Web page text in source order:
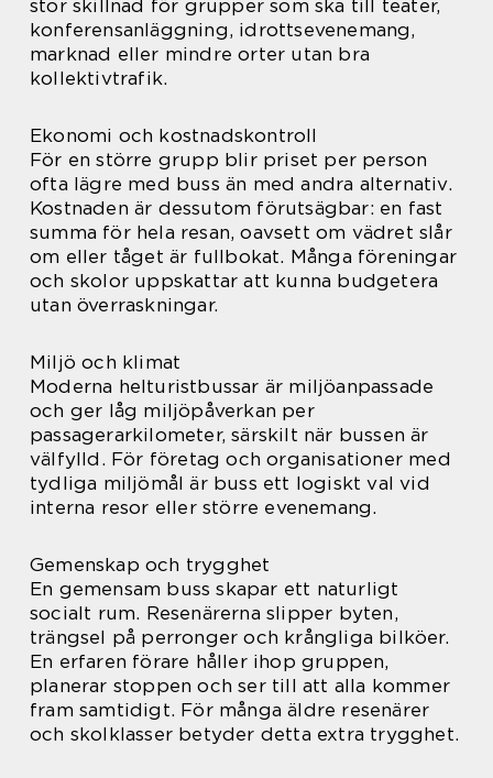
stor skillnad för grupper som ska till teater,
konferensanläggning, idrottsevenemang,
marknad eller mindre orter utan bra
kollektivtrafik.
Ekonomi och kostnadskontroll
För en större grupp blir priset per person
ofta lägre med buss än med andra alternativ.
Kostnaden är dessutom förutsägbar: en fast
summa för hela resan, oavsett om vädret slår
om eller tåget är fullbokat. Många föreningar
och skolor uppskattar att kunna budgetera
utan överraskningar.
Miljö och klimat
Moderna helturistbussar är miljöanpassade
och ger låg miljöpåverkan per
passagerarkilometer, särskilt när bussen är
välfylld. För företag och organisationer med
tydliga miljömål är buss ett logiskt val vid
interna resor eller större evenemang.
Gemenskap och trygghet
En gemensam buss skapar ett naturligt
socialt rum. Resenärerna slipper byten,
trängsel på perronger och krångliga bilköer.
En erfaren förare håller ihop gruppen,
planerar stoppen och ser till att alla kommer
fram samtidigt. För många äldre resenärer
och skolklasser betyder detta extra trygghet.